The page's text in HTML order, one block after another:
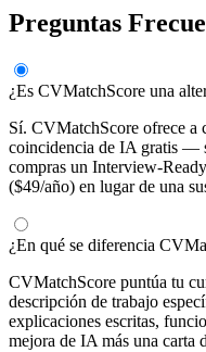
Preguntas
¿Es CVMatchScore una
Sí. CVMatchScore ofrece a
coincidencia de IA gratis —
compras un Interview-
($49/año) en lugar de una
¿En qué se diferencia
CVMatchScore puntúa tu
descripción de trabajo
explicaciones escritas,
mejora de IA más una carta